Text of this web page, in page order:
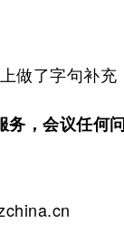
做了字句补充
务 ，会议任何